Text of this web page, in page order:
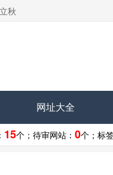
秋
网址大全
15个； 待审网站： 0个； 标